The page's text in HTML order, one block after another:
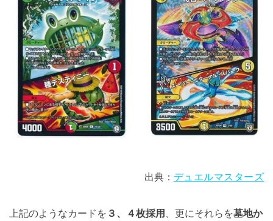
出典： デュエルマスターズ
上記のようなカードを ３、４枚採用 、更にそれらを墓地か